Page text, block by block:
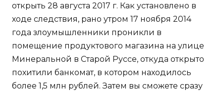
открыть 28 августа 2017 г. Как установлено в
ходе следствия, рано утром 17 ноября 2014
года злоумышленники проникли в
помещение продуктового магазина на улице
Минеральной в Старой Руссе, откуда открыто
похитили банкомат, в котором находилось
более 1,5 млн рублей. Затем вы сможете сразу